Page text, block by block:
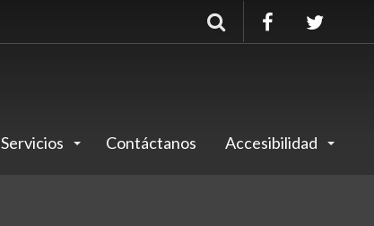
Servicios Contáctanos Accesibilidad